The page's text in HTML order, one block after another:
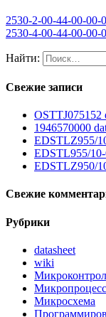
2530-2-00-44-00-00-
2530-4-00-44-00-00-
Найти:
Свежие записи
OSTTJ075152
1946570000
EDSTLZ955/
EDSTL955/10-
EDSTLZ950/
Свежие
Рубрики
datasheet
wiki
Микросхема